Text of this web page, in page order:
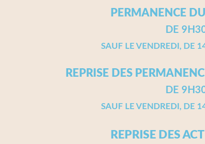
PERMANENCE
DE
SAUF LE VENDREDI, DE
REPRISE DES
DE
SAUF LE VENDREDI, DE
REPRISE DES